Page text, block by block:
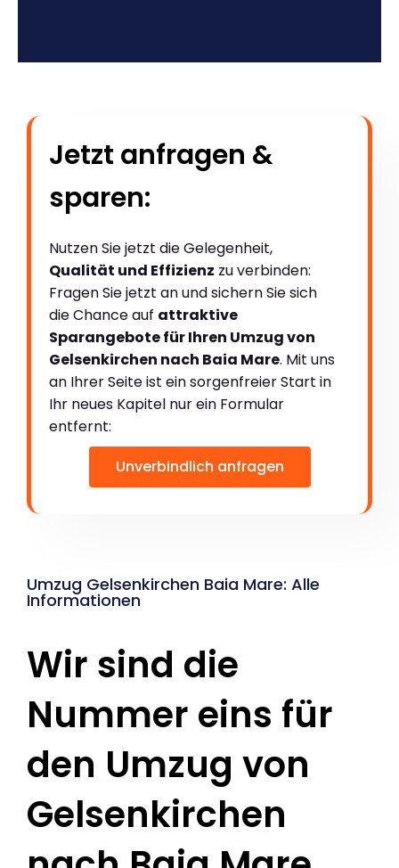
Jetzt anfragen &
sparen:
Nutzen Sie jetzt die Gelegenheit,
Qualität und Effizienz zu verbinden:
Fragen Sie jetzt an und sichern Sie sich
die Chance auf attraktive
Sparangebote für Ihren Umzug von
Gelsenkirchen nach Baia Mare. Mit uns
an Ihrer Seite ist ein sorgenfreier Start in
Ihr neues Kapitel nur ein Formular
entfernt:
Unverbindlich anfragen
Umzug Gelsenkirchen Baia Mare: Alle
Informationen
Wir sind die
Nummer eins für
den Umzug von
Gelsenkirchen